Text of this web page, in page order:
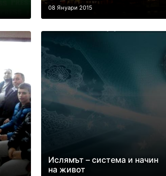
08 Януари 2015
Ислямът – система и начин
на живот